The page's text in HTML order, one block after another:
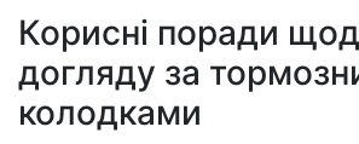
Корисні поради
догляду за
колодками